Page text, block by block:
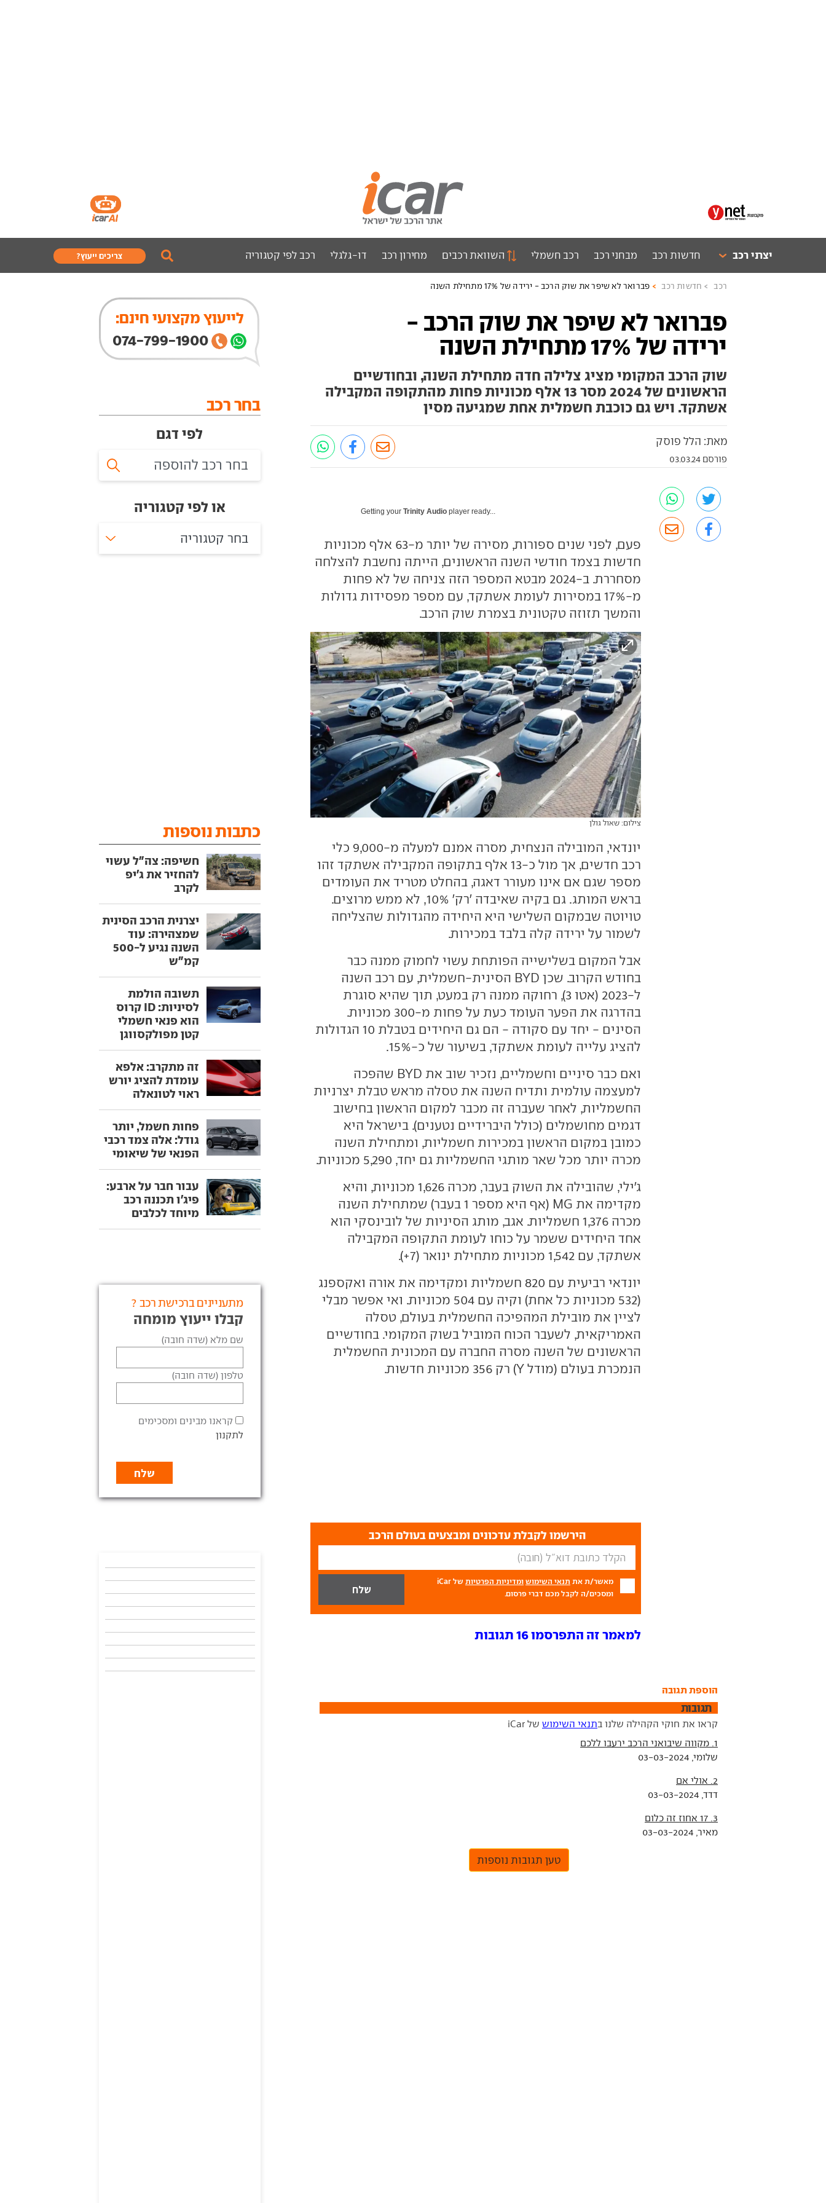
יצרני רכב חדשות רכב מבחני רכב רכב חשמלי השוואת רכבים מחירון רכב דו-גלגלי רכב לפי קטגוריה צריכים ייעוץ?
רכב חדשות רכב פברואר לא שיפר את שוק הרכב - ירידה של 17% מתחילת השנה
פברואר לא שיפר את שוק הרכב -
ירידה של 17% מתחילת השנה
שוק הרכב המקומי מציג צלילה חדה מתחילת השנה, ובחודשיים
הראשונים של 2024 מסר 13 אלף מכוניות פחות מהתקופה המקבילה
אשתקד. ויש גם כוכבת חשמלית אחת שמגיעה מסין
מאת: הלל פוסק
פורסם 03.03.24
Getting yourTrinity Audio player ready...
פעם, לפני שנים ספורות, מסירה של יותר מ-63 אלף מכוניות
חדשות בצמד חודשי השנה הראשונים, הייתה נחשבת להצלחה
מסחררת. ב-2024 מבטא המספר הזה צניחה של לא פחות
מ-17% במסירות לעומת אשתקד, עם מספר מפסידות גדולות
והמשך תזוזה טקטונית בצמרת שוק הרכב.
צילום: שאול גולן
יונדאי, המובילה הנצחית, מסרה אמנם למעלה מ-9,000 כלי
רכב חדשים, אך מול כ-13 אלף בתקופה המקבילה אשתקד זהו
מספר שגם אם אינו מעורר דאגה, בהחלט מטריד את העומדים
בראש המותג. גם בקיה שאיבדה 'רק' 10%, לא ממש מרוצים.
טויוטה שבמקום השלישי היא היחידה מהגדולות שהצליחה
לשמור על ירידה קלה בלבד במכירות.
אבל המקום בשלישייה הפותחת עשוי לחמוק ממנה כבר
בחודש הקרוב. שכן BYD הסינית-חשמלית, עם רכב השנה
ל-2023 (אטו 3), רחוקה ממנה רק במעט, תוך שהיא סוגרת
בהדרגה את הפער העומד כעת על פחות מ-300 מכוניות.
הסינים - יחד עם סקודה - הם גם היחידים בטבלת 10 הגדולות
להציג עלייה לעומת אשתקד, בשיעור של כ-15%.
ואם כבר סיניים וחשמליים, נזכיר שוב את BYD שהפכה
למעצמה עולמית ותדיח השנה את טסלה מראש טבלת יצרניות
החשמליות, לאחר שעברה זה מכבר למקום הראשון בחישוב
דגמים מחושמלים (כולל היברידיים נטענים). בישראל היא
כמובן במקום הראשון במכירות חשמליות, ומתחילת השנה
מכרה יותר מכל שאר מותגי החשמליות גם יחד, 5,290 מכוניות.
ג'ילי, שהובילה את השוק בעבר, מכרה 1,626 מכוניות, והיא
מקדימה את MG (אף היא מספר 1 בעבר) שמתחילת השנה
מכרה 1,376 חשמליות. אגב, מותג הסיניות של לובינסקי הוא
אחד היחידים ששמר על כוחו לעומת התקופה המקבילה
אשתקד, עם 1,542 מכוניות מתחילת ינואר (7+).
יונדאי רביעית עם 820 חשמליות ומקדימה את אורה ואקספנג
(532 מכוניות כל אחת) וקיה עם 504 מכוניות. ואי אפשר מבלי
לציין את מובילת המהפיכה החשמלית בעולם, טסלה
האמריקאית, לשעבר הכוח המוביל בשוק המקומי. בחודשיים
הראשונים של השנה מסרה החברה עם המכונית החשמלית
הנמכרת בעולם (מודל Y) רק 356 מכוניות חדשות.
הירשמו לקבלת עדכונים ומבצעים בעולם הרכב
מאשר/ת את תנאי השימוש ומדיניות הפרטיות
של iCar
ומסכים/ה לקבל מכם דברי פרסום.
למאמר זה התפרסמו 16 תגובות
הוספת תגובה
תגובות
קראו את חוקי הקהילה שלנו בתנאי השימוש של iCar
1. מקווה שיבואני הרכב ירעבו ללכם
שלומי, 03-03-2024
2. אולי אם
דדד, 03-03-2024
3. 17 אחוז זה כלום
מאיר, 03-03-2024
טען תגובות נוספות
לייעוץ מקצועי חינם:
074-799-1900
בחר רכב
לפי דגם
או לפי קטגוריה
בחר קטגוריה
כתבות נוספות
חשיפה: צה"ל עשוי
להחזיר את ג'יפ
לקרב
יצרנית הרכב הסינית
שמצהירה: עוד
השנה נגיע ל-500
קמ"ש
תשובה הולמת
לסיניות: ID קרוס
הוא פנאי חשמלי
קטן מפולקסווגן
זה מתקרב: אלפא
עומדת להציג יורש
ראוי לטונאלה
פחות חשמל, יותר
גודל: אלה צמד רכבי
הפנאי של שיאומי
עבור חבר על ארבע:
פיג'ו תכננה רכב
מיוחד לכלבים
מתעניינים ברכישת רכב ?
קבלו ייעוץ מומחה
שם מלא (שדה חובה)
טלפון (שדה חובה)
קראנו מבינים ומסכימים
לתקנון